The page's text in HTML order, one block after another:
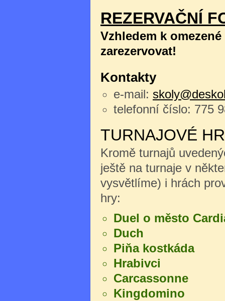
REZERVAČNÍ
Vzhledem k
zarezervovat!
Kontakty
e-mail:
telefonní číslo: 775
TURNAJOVÉ
Kromě turnajů
ještě na turnaje v
vysvětlíme) i hrách
hry:
Duel o město
Duch
Piňa kostkáda
Hrabivci
Carcassonne
Kingdomino